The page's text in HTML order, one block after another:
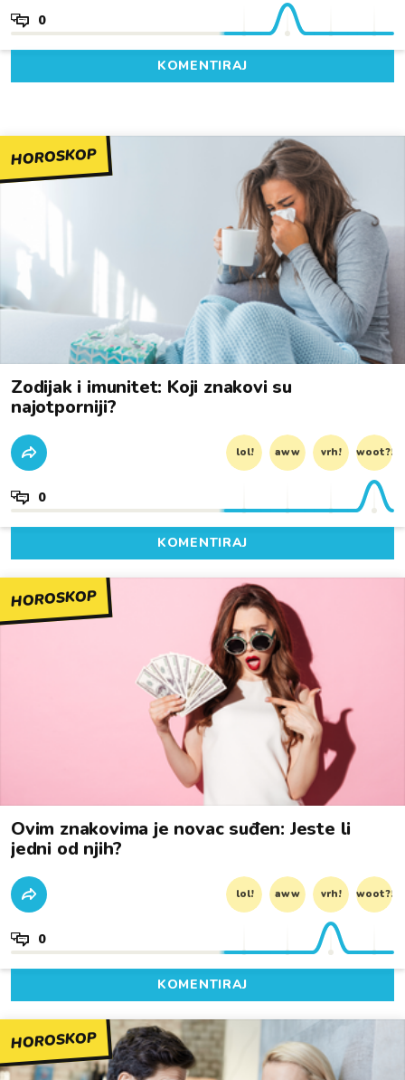
0
KOMENTIRAJ
HOROSKOP
Zodijak i imunitet: Koji znakovi su
najotporniji?
lol! aww vrh! woot?!
0
KOMENTIRAJ
HOROSKOP
Ovim znakovima je novac suđen: Jeste li
jedni od njih?
lol! aww vrh! woot?!
0
KOMENTIRAJ
HOROSKOP